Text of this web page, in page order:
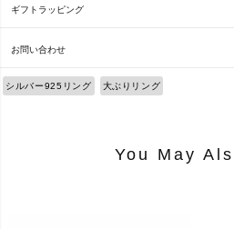
ギフトラッピング
お問い合わせ
シルバー925リング 大ぶりリング
You May